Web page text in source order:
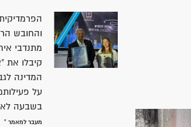
והחובש
מתנדבי
קיבלו את
המדינה
על
בשבעה
מעבר למאמר »